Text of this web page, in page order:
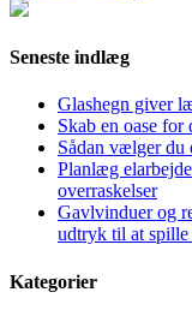
Seneste indlæg
Glashegn giver
Skab en oase for
Sådan vælger du
Planlæg
overraskelser
Gavlvinduer og
udtryk til at spille
Kategorier